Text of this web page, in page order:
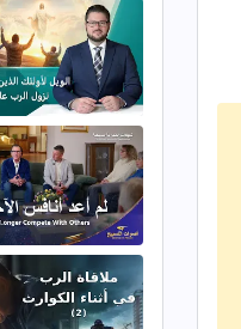
35:20
31:14
33:21